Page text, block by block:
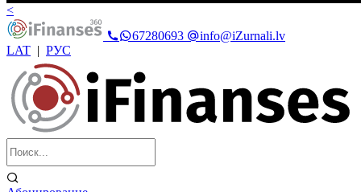
<
67280693
info@iZurnali.lv
LAT | РУС